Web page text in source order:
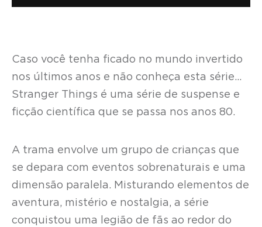
Caso você tenha ficado no mundo invertido
nos últimos anos e não conheça esta série…
Stranger Things é uma série de suspense e
ficção científica que se passa nos anos 80.
A trama envolve um grupo de crianças que
se depara com eventos sobrenaturais e uma
dimensão paralela. Misturando elementos de
aventura, mistério e nostalgia, a série
conquistou uma legião de fãs ao redor do